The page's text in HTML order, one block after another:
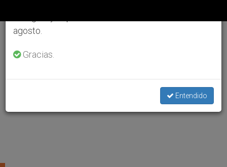
agosto.
Gracias.
Entendido